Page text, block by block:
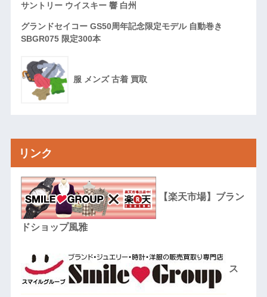
サントリー ウイスキー 響 白州
グランドセイコー GS50周年記念限定モデル 自動巻き
SBGR075 限定300本
服 メンズ 古着 買取
リンク
【楽天市場】ブラン
ドショップ風雅
ス